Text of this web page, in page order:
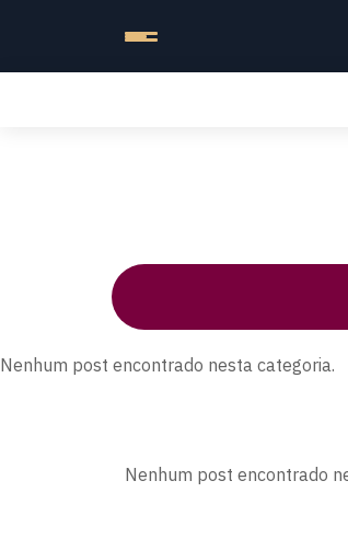
Nenhum post encontrado nesta categoria.
Nenhum post encontrado